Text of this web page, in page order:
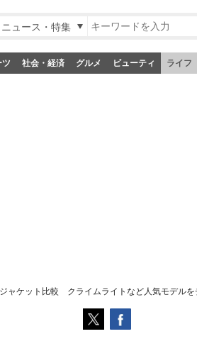
ニュース・特集
ツ 社会・経済 グルメ ビューティ ライフ
ャケット比較 クライムライトなど人気モデルを